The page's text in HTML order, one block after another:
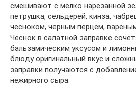
смешивают с мелко нарезанной
петрушка, сельдерей, кинза,
чесноком, черным перцем,
Чеснок в салатной заправке
бальзамическим уксусом и
блюду оригинальный вкус и
заправки получаются с
нежирного сыра.